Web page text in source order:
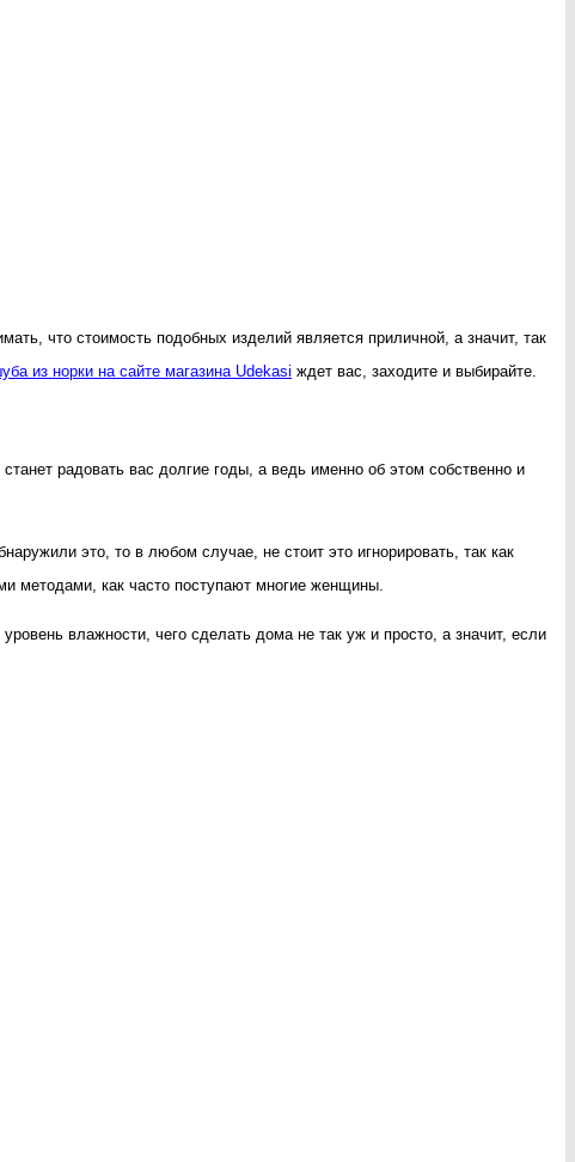
что стоимость подобных изделий является приличной, а значит, так
из норки на сайте магазина Udekasi ждет вас, заходите и выбирайте.
радовать вас долгие годы, а ведь именно об этом собственно и
это, то в любом случае, не стоит это игнорировать, так как
методами, как часто поступают многие женщины.
влажности, чего сделать дома не так уж и просто, а значит, если